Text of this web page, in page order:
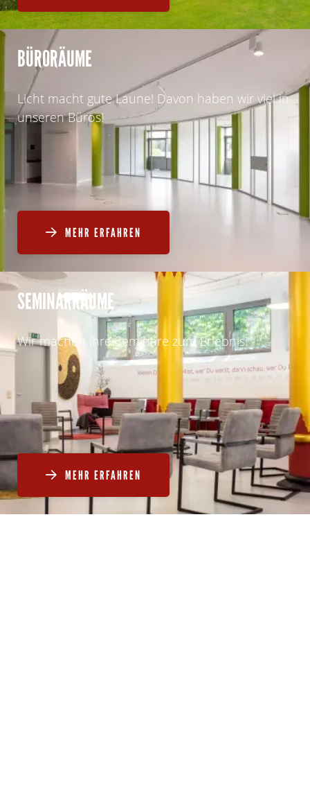
BÜRORÄUME
Licht macht gute Laune! Davon haben wir viel in
unseren Büros!
 MEHR ERFAHREN
SEMINARRÄUME
Wir machen ihre Seminare zum Erlebnis!
 MEHR ERFAHREN